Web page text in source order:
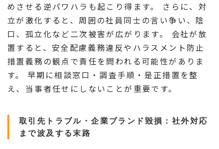
めさせる逆パワハラも起こり得ます。 さらに、対
立が激化すると、周囲の社員同士の言い争い、陰
口、孤立化など二次被害が広がります。 会社が放
置すると、安全配慮義務違反やハラスメント防止
措置義務の観点で責任を問われる可能性がありま
す。 早期に相談窓口・調査手順・是正措置を整
え、当事者任せにしないことが重要です。
取引先トラブル・企業ブランド毀損：社外対応
まで波及する末路